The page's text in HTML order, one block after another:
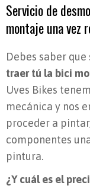
Servicio de
montaje una vez
Debes saber
traer tú la bici
Uves Bikes
mecánica y nos
proceder a
componentes
pintura.
¿Y cuál es el